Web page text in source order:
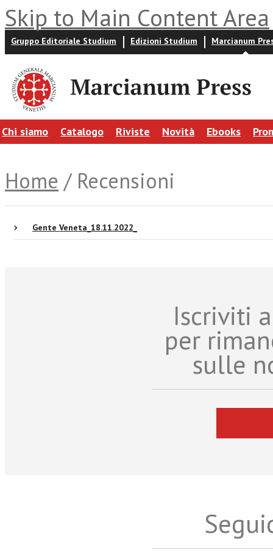
Skip to Main Content Area
Gruppo Editoriale Studium Edizioni Studium Marcianum
Chi siamo Catalogo Riviste Novità Ebooks
Home / Recensioni
Gente Veneta_18.11.2022_
Iscriviti
per
sulle